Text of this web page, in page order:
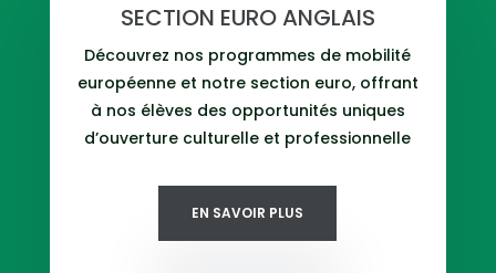
SECTION EURO ANGLAIS
Découvrez nos programmes de mobilité
européenne et notre section euro, offrant
à nos élèves des opportunités uniques
d’ouverture culturelle et professionnelle
EN SAVOIR PLUS